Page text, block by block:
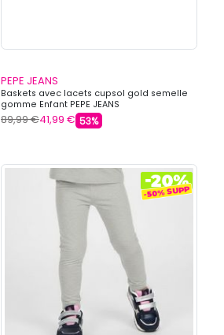
PEPE JEANS
Baskets avec lacets cupsol gold semelle
gomme Enfant PEPE JEANS
89,99 €41,99 € 53%